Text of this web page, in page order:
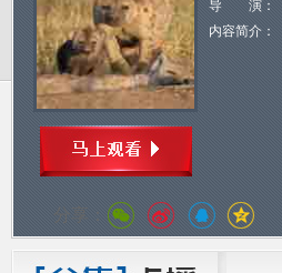
导 演：
内容简介：
分享：